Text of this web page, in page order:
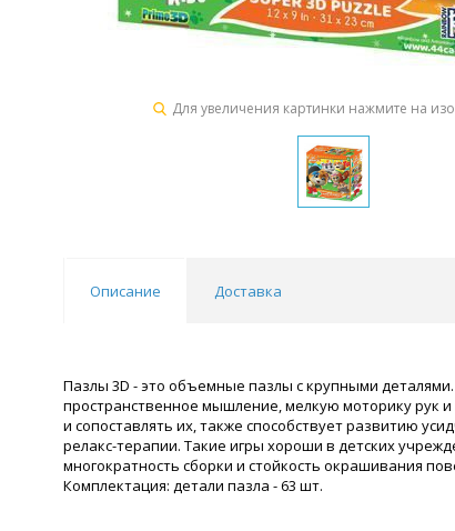
Для увеличения картинки нажмите на
Описание Доставка
Пазлы 3D - это объемные пазлы с крупными
пространственное мышление, мелкую моторику рук
и сопоставлять их, также способствует развитию
релакс-терапии. Такие игры хороши в детских
многократность сборки и стойкость окрашивания
Комплектация: детали пазла - 63 шт.